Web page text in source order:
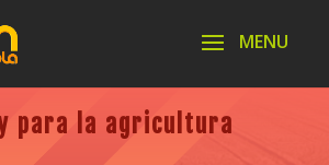
para la agricultura